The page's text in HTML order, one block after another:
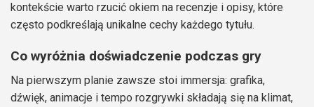
kontekście warto rzucić okiem na recenzje i opisy, które
często podkreślają unikalne cechy każdego tytułu.
Co wyróżnia doświadczenie podczas gry
Na pierwszym planie zawsze stoi immersja: grafika,
dźwięk, animacje i tempo rozgrywki składają się na klimat,